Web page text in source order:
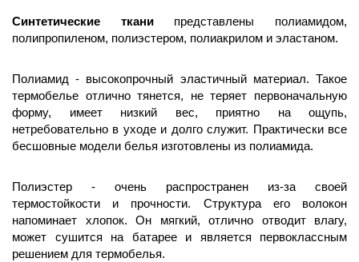
Синтетические ткани представлены полиамидом,
полипропиленом, полиэстером, полиакрилом и эластаном.
Полиамид - высокопрочный эластичный материал. Такое
термобелье отлично тянется, не теряет первоначальную
форму, имеет низкий вес, приятно на ощупь,
нетребовательно в уходе и долго служит. Практически все
бесшовные модели белья изготовлены из полиамида.
Полиэстер - очень распространен из-за своей
термостойкости и прочности. Структура его волокон
напоминает хлопок. Он мягкий, отлично отводит влагу,
может сушится на батарее и является первоклассным
решением для термобелья.